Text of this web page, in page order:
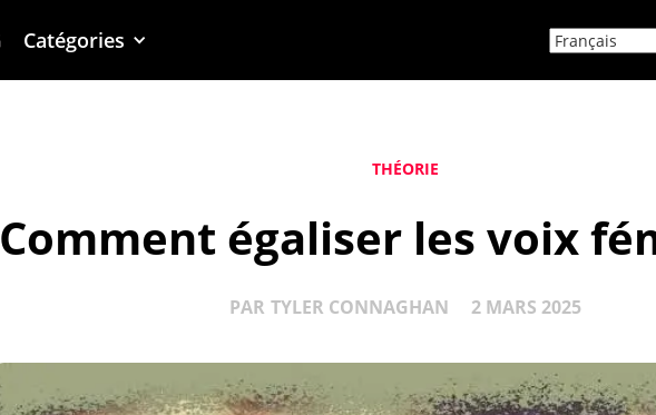
Catégories
THÉORIE
Comment égaliser les voix
PAR TYLER CONNAGHAN 2 MARS 2025